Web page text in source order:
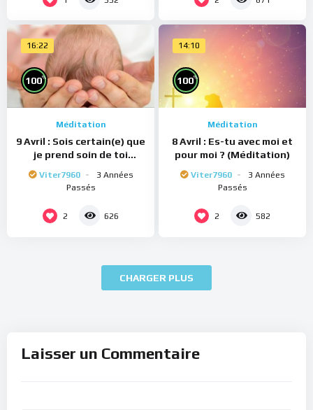
16:22
100%
Méditation
9 Avril : Sois certain(e) que
je prend soin de toi
Viter7960
3 Années
Passés
2 626
14:10
100%
Méditation
8 Avril : Es-tu avec moi et
pour moi ? (Méditation)
Viter7960
3 Années
Passés
2 582
CHARGER PLUS
Laisser un Commentaire